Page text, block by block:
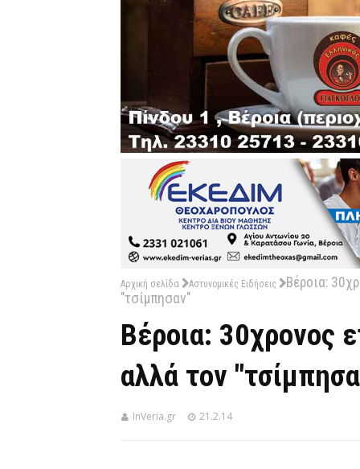
Αρχική σελίδα Αστυνομικές Ειδήσεις
Βέροια:
"τσίμπησαν"
Βέροια: 30χρονος
αλλά τον
InVeria.gr 21.2.14